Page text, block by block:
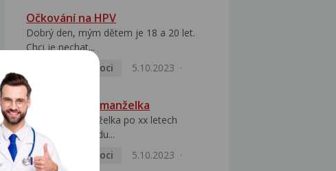
Očkování na HPV
Dobrý den, mým dětem je 18 a 20 let.
Chci je nechat...
Pohlavní nemoci
5.10.2023
HPV pozitivní manželka
Dobrý den, manželka po xx letech
přivezla z Východu...
Pohlavní nemoci
5.10.2023